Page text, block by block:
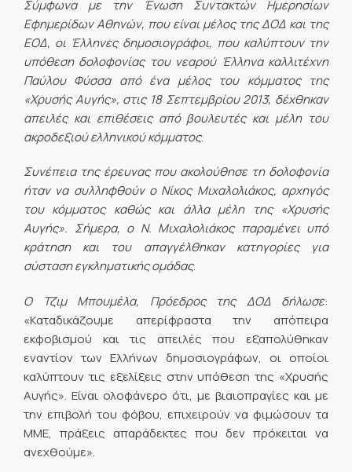
Σύμφωνα με την Ένωση Συντακτών Ημερησίων
Εφημερίδων Αθηνών, που είναι μέλος της ΔΟΔ και της
ΕΟΔ, οι Έλληνες δημοσιογράφοι, που καλύπτουν την
υπόθεση δολοφονίας του νεαρού Έλληνα καλλιτέχνη
Παύλου Φύσσα από ένα μέλος του κόμματος της
«Χρυσής Αυγής», στις 18 Σεπτεμβρίου 2013, δέχθηκαν
απειλές και επιθέσεις από βουλευτές και μέλη του
ακροδεξιού ελληνικού κόμματος.
Συνέπεια της έρευνας που ακολούθησε τη δολοφονία
ήταν να συλληφθούν ο Νίκος Μιχαλολιάκος, αρχηγός
του κόμματος καθώς και άλλα μέλη της «Χρυσής
Αυγής». Σήμερα, ο Ν. Μιχαλολιάκος παραμένει υπό
κράτηση και του απαγγέλθηκαν κατηγορίες για
σύσταση εγκληματικής ομάδας.
Ο Τζιμ Μπουμέλα, Πρόεδρος της ΔΟΔ δήλωσε:
«Καταδικάζουμε απερίφραστα την απόπειρα
εκφοβισμού και τις απειλές που εξαπολύθηκαν
εναντίον των Ελλήνων δημοσιογράφων, οι οποίοι
καλύπτουν τις εξελίξεις στην υπόθεση της «Χρυσής
Αυγής». Είναι ολοφάνερο ότι, με βιαιοπραγίες και με
την επιβολή του φόβου, επιχειρούν να φιμώσουν τα
ΜΜΕ, πράξεις απαράδεκτες που δεν πρόκειται να
ανεχθούμε».